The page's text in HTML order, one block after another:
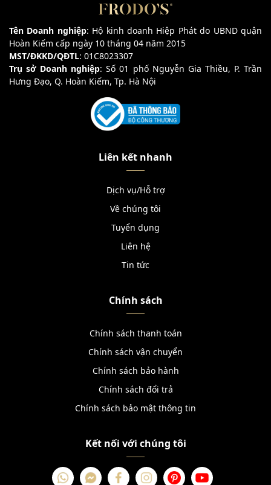
Tên Doanh nghiệp: Hộ kinh doanh Hiệp Phát do UBND quận
Hoàn Kiếm cấp ngày 10 tháng 04 năm 2015
MST/ĐKKD/QĐTL: 01C8023307
Trụ sở Doanh nghiệp: Số 01 phố Nguyễn Gia Thiều, P. Trần
Hưng Đạo, Q. Hoàn Kiếm, Tp. Hà Nội
Liên kết nhanh
Dịch vụ/Hỗ trợ
Về chúng tôi
Tuyển dụng
Liên hệ
Tin tức
Chính sách
Chính sách thanh toán
Chính sách vận chuyển
Chính sách bảo hành
Chính sách đổi trả
Chính sách bảo mật thông tin
Kết nối với chúng tôi